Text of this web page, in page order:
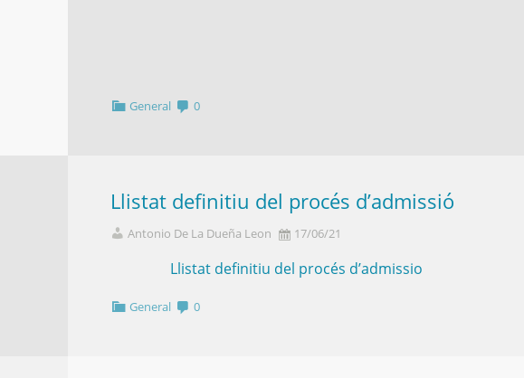
General 0
Llistat definitiu del procés d’admissió
Antonio De La Dueña Leon 17/06/21
Llistat definitiu del procés d’admissio
General 0